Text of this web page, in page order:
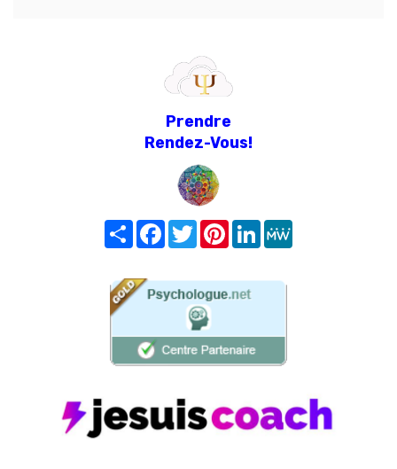
Prendre
Rendez-Vous!
Share FacebookTwitterPinterest
LinkedIn